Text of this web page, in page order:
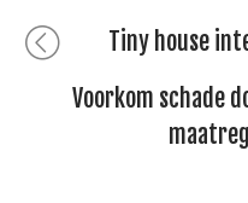
Bericht
navigatie
Previous
post:
Tiny house
Voorkom schade